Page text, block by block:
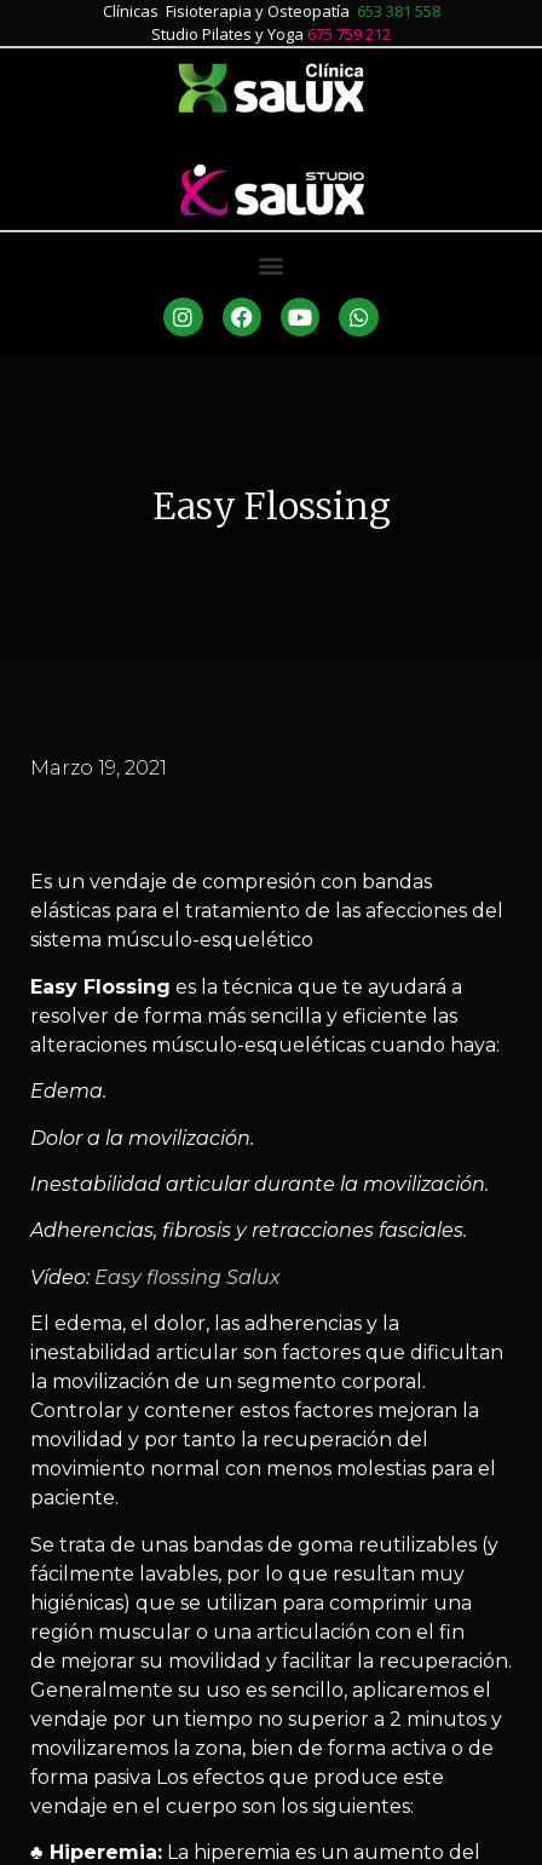
Clínicas Fisioterapia y Osteopatía 653 381 558
Studio Pilates y Yoga 675 759 212
Easy Flossing
Marzo 19, 2021
Es un vendaje de compresión con bandas
elásticas para el tratamiento de las afecciones del
sistema músculo-esquelético
Easy Flossing es la técnica que te ayudará a
resolver de forma más sencilla y eficiente las
alteraciones músculo-esqueléticas cuando haya:
Edema.
Dolor a la movilización.
Inestabilidad articular durante la movilización.
Adherencias, fibrosis y retracciones fasciales.
Vídeo: Easy flossing Salux
El edema, el dolor, las adherencias y la
inestabilidad articular son factores que dificultan
la movilización de un segmento corporal.
Controlar y contener estos factores mejoran la
movilidad y por tanto la recuperación del
movimiento normal con menos molestias para el
paciente.
Se trata de unas bandas de goma reutilizables (y
fácilmente lavables, por lo que resultan muy
higiénicas) que se utilizan para comprimir una
región muscular o una articulación con el fin
de mejorar su movilidad y facilitar la recuperación.
Generalmente su uso es sencillo, aplicaremos el
vendaje por un tiempo no superior a 2 minutos y
movilizaremos la zona, bien de forma activa o de
forma pasiva Los efectos que produce este
vendaje en el cuerpo son los siguientes:
♣ Hiperemia: La hiperemia es un aumento del